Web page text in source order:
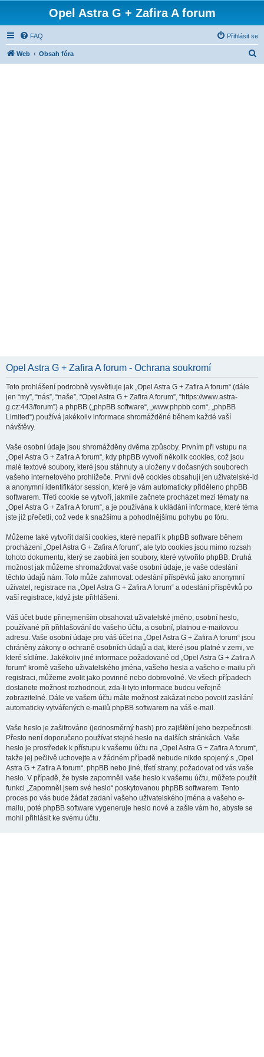
Opel Astra G + Zafira A forum
FAQ Přihlásit se
Web Obsah fóra
Opel Astra G + Zafira A forum - Ochrana soukromí
Toto prohlášení podrobně vysvětluje jak „Opel Astra G + Zafira A forum“ (dále
jen “my”, “nás”, “naše”, “Opel Astra G + Zafira A forum”, “https://www.astra-
g.cz:443/forum”) a phpBB („phpBB software“, „www.phpbb.com“, „phpBB
Limited“) používá jakékoliv informace shromážděné během každé vaší
návštěvy.
Vaše osobní údaje jsou shromážděny dvěma způsoby. Prvním při vstupu na
„Opel Astra G + Zafira A forum“, kdy phpBB vytvoří několik cookies, což jsou
malé textové soubory, které jsou stáhnuty a uloženy v dočasných souborech
vašeho internetového prohlížeče. První dvě cookies obsahují jen uživatelské-id
a anonymní identifikátor session, které je vám automaticky přiděleno phpBB
softwarem. Třetí cookie se vytvoří, jakmile začnete procházet mezi tématy na
„Opel Astra G + Zafira A forum“, a je používána k ukládání informace, které téma
jste již přečetli, což vede k snažšímu a pohodlnějšímu pohybu po fóru.
Můžeme také vytvořit další cookies, které nepatří k phpBB software během
procházení „Opel Astra G + Zafira A forum“, ale tyto cookies jsou mimo rozsah
tohoto dokumentu, který se zaobírá jen soubory, které vytvořilo phpBB. Druhá
možnost jak můžeme shromažďovat vaše osobní údaje, je vaše odeslání
těchto údajů nám. Toto může zahrnovat: odeslání příspěvků jako anonymní
uživatel, registrace na „Opel Astra G + Zafira A forum“ a odeslání příspěvků po
vaší registrace, když jste přihlášeni.
Váš účet bude přinejmenším obsahovat uživatelské jméno, osobní heslo,
používané při přihlašování do vašeho účtu, a osobní, platnou e-mailovou
adresu. Vaše osobní údaje pro váš účet na „Opel Astra G + Zafira A forum“ jsou
chráněny zákony o ochraně osobních údajů a dat, které jsou platné v zemi, ve
které sídlíme. Jakékoliv jiné informace požadované od „Opel Astra G + Zafira A
forum“ kromě vašeho uživatelského jména, vašeho hesla a vašeho e-mailu při
registraci, můžeme zvolit jako povinné nebo dobrovolné. Ve všech případech
dostanete možnost rozhodnout, zda-li tyto informace budou veřejně
zobrazitelné. Dále ve vašem účtu máte možnost zakázat nebo povolit zasílání
automaticky vytvářených e-mailů phpBB softwarem na váš e-mail.
Vaše heslo je zašifrováno (jednosměrný hash) pro zajištění jeho bezpečnosti.
Přesto není doporučeno používat stejné heslo na dalších stránkách. Vaše
heslo je prostředek k přístupu k vašemu účtu na „Opel Astra G + Zafira A forum“,
takže jej pečlivě uchovejte a v žádném případě nebude nikdo spojený s „Opel
Astra G + Zafira A forum“, phpBB nebo jiné, třetí strany, požadovat od vás vaše
heslo. V případě, že byste zapomněli vaše heslo k vašemu účtu, můžete použít
funkci „Zapomněl jsem své heslo“ poskytovanou phpBB softwarem. Tento
proces po vás bude žádat zadaní vašeho uživatelského jména a vašeho e-
mailu, poté phpBB software vygeneruje heslo nové a zašle vám ho, abyste se
mohli přihlásit ke svému účtu.